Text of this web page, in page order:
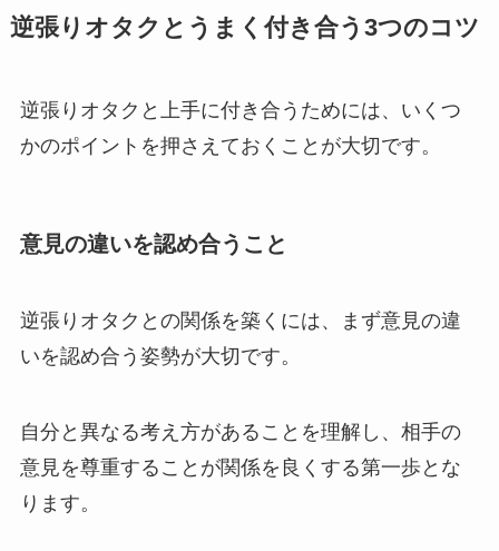
逆張りオタクとうまく付き合う3つのコツ
逆張りオタクと上手に付き合うためには、いくつ
かのポイントを押さえておくことが大切です。
意見の違いを認め合うこと
逆張りオタクとの関係を築くには、まず意見の違
いを認め合う姿勢が大切です。
自分と異なる考え方があることを理解し、相手の
意見を尊重することが関係を良くする第一歩とな
ります。